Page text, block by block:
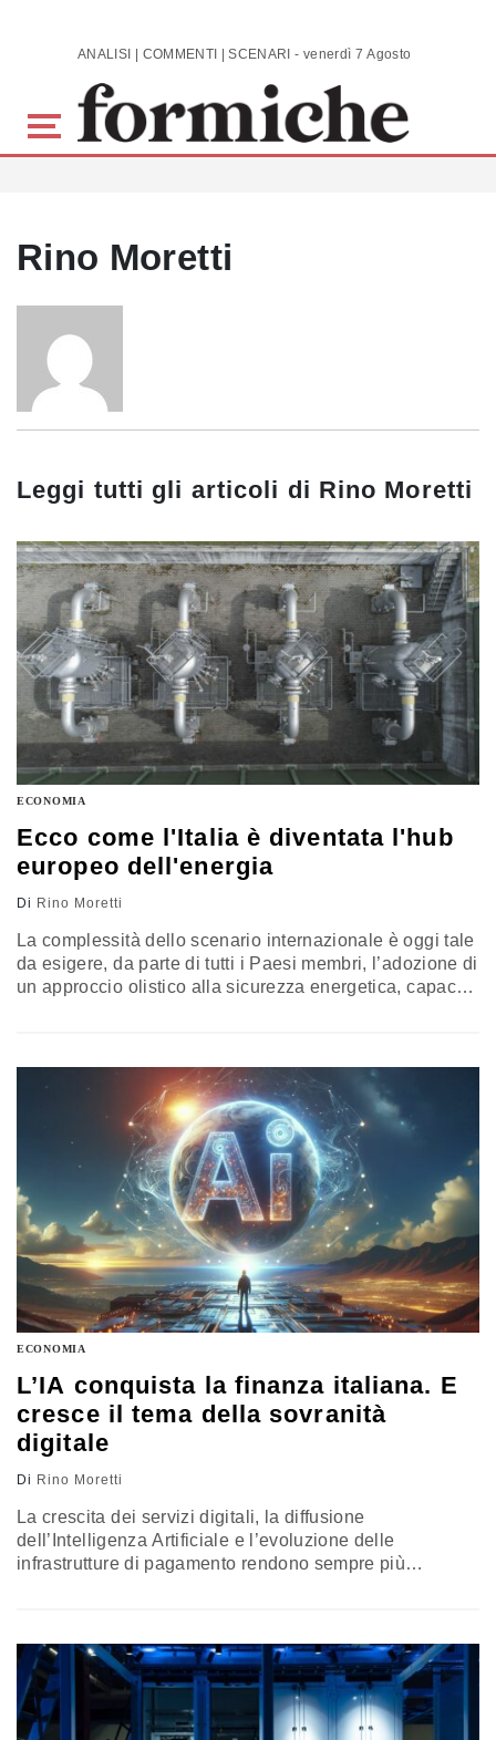
Skip to main content ANALISI | COMMENTI | SCENARI - venerdì 7 Agosto 2026
Rino Moretti
Leggi tutti gli articoli di Rino Moretti
ECONOMIA
Ecco come l'Italia è diventata l'hub
europeo dell'energia
Di Rino Moretti
La complessità dello scenario internazionale è oggi tale
da esigere, da parte di tutti i Paesi membri, l’adozione di
un approccio olistico alla sicurezza energetica, capace
italiane, e il fatto che siano in capo a un unico
operatore, Snam, si confermano come elementi abilitanti
per il sistema economico
ECONOMIA
L’IA conquista la finanza italiana. E
cresce il tema della sovranità
digitale
Di Rino Moretti
La crescita dei servizi digitali, la diffusione
dell’Intelligenza Artificiale e l’evoluzione delle
infrastrutture di pagamento rendono sempre più
WeSec, Il Salone della sicurezza, che si terrà a Milano il
22 e il 23 settembre